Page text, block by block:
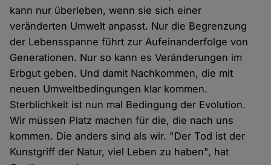
kann nur überleben, wenn sie sich einer
veränderten Umwelt anpasst. Nur die Begrenzung
der Lebensspanne führt zur Aufeinanderfolge von
Generationen. Nur so kann es Veränderungen im
Erbgut geben. Und damit Nachkommen, die mit
neuen Umweltbedingungen klar kommen.
Sterblichkeit ist nun mal Bedingung der Evolution.
Wir müssen Platz machen für die, die nach uns
kommen. Die anders sind als wir. "Der Tod ist der
Kunstgriff der Natur, viel Leben zu haben", hat